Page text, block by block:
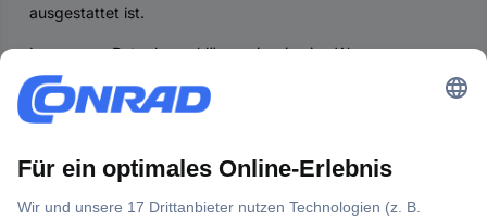
ausgestattet ist.
In unserem Ratgeber erklären wir, wie eine Wasserwaage
funktioniert und wo die Unterschiede liegen.
Wie ist eine Wasserwaage aufgebaut?